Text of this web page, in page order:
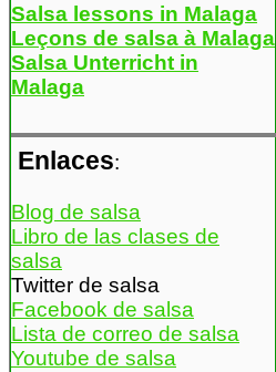
Salsa lessons in Malaga
Leçons de salsa à Malaga
Salsa Unterricht in
Malaga
Enlaces:
Blog de salsa
Libro de las clases de
salsa
Twitter de salsa
Facebook de salsa
Lista de correo de salsa
Youtube de salsa